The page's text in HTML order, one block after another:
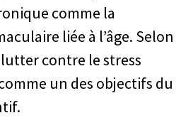
comme la
liée à l’âge. Selon
contre le stress
un des objectifs du